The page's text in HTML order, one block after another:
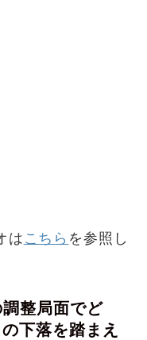
はこちら を参照し
整局面でど
下落を踏まえ